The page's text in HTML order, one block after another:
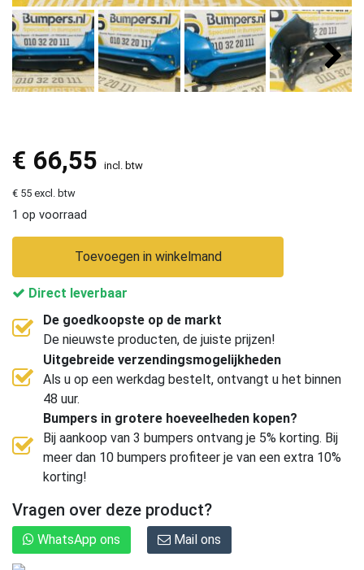
€ 66,55 incl. btw
€ 55 excl. btw
1 op voorraad
Toevoegen in winkelmand
Direct leverbaar
De goedkoopste op de markt
De nieuwste producten, de juiste prijzen!
Uitgebreide verzendingsmogelijkheden
Als u op een werkdag bestelt, ontvangt u het binnen
48 uur.
Bumpers in grotere hoeveelheden kopen?
Bij aankoop van 3 bumpers ontvang je 5% korting. Bij
meer dan 10 bumpers profiteer je van een extra 10%
korting!
Vragen over deze product?
WhatsApp ons Mail ons